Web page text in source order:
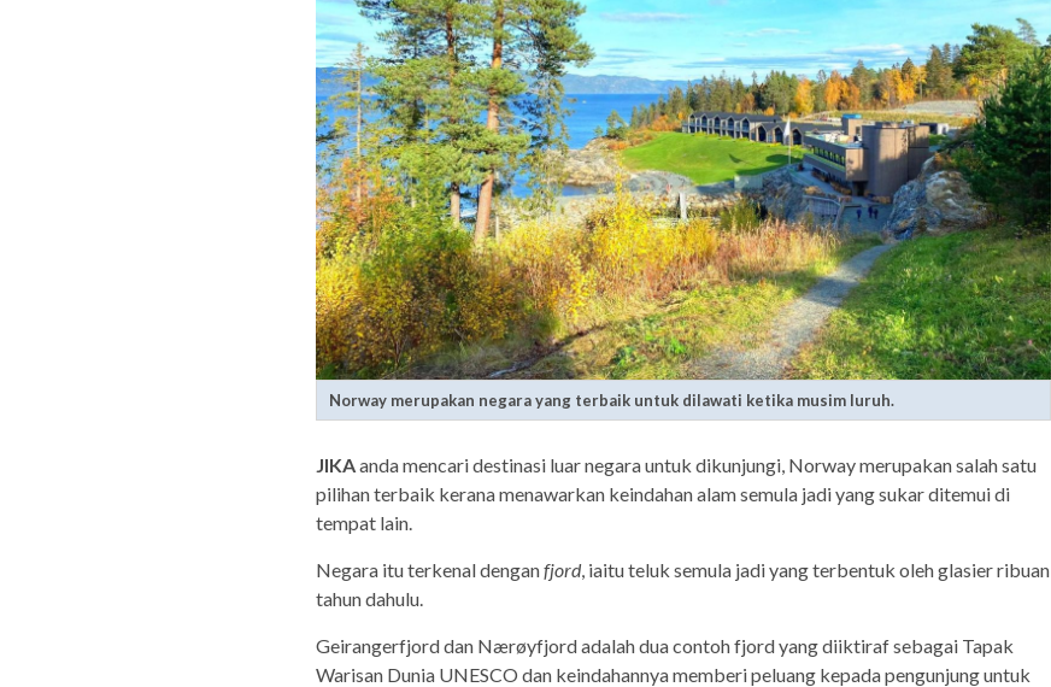
Norway merupakan negara yang terbaik untuk dilawati ketika musim luruh.
JIKAanda mencari destinasi luar negara untuk dikunjungi, Norway merupakan salah satu
pilihan terbaik kerana menawarkan keindahan alam semula jadi yang sukar ditemui di
tempat lain.
Negara itu terkenal denganfjord, iaitu teluk semula jadi yang terbentuk oleh glasier ribuan
tahun dahulu.
Geirangerfjord dan Nærøyfjord adalah dua contoh fjord yang diiktiraf sebagai Tapak
Warisan Dunia UNESCO dan keindahannya memberi peluang kepada pengunjung untuk